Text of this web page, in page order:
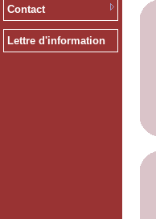
Contact
Lettre d'information